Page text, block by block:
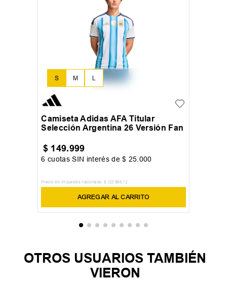
S L
M
Camiseta Adidas AFA Titular
Selección Argentina 26 Versión Fan
$ 149.999
6 cuotas SIN interés de$ 25 000
Precio sin impuestos nacionales: $ 123 .966,12
AGREGAR AL CARRITO
OTROS USUARIOS TAMBIÉN
VIERON